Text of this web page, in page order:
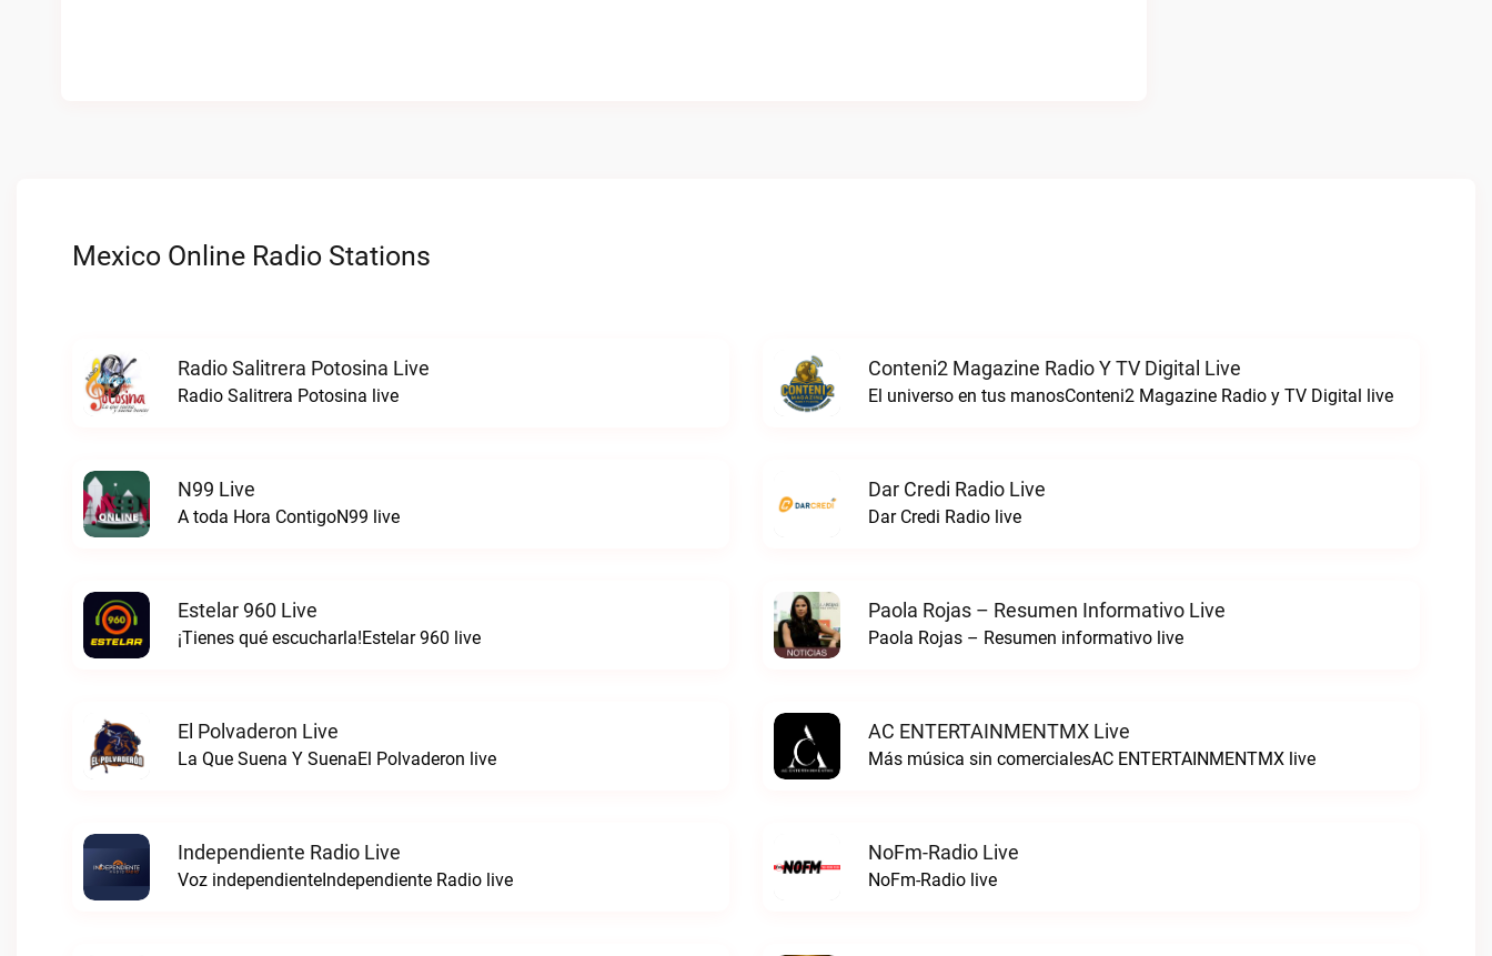
Mexico Online Radio Stations
Radio Salitrera Potosina Live
Radio Salitrera Potosina live
Conteni2 Magazine Radio Y TV Digital Live
El universo en tus manosConteni2 Magazine Radio y TV Digital live
N99 Live
A toda Hora ContigoN99 live
Dar Credi Radio Live
Dar Credi Radio live
Estelar 960 Live
¡Tienes qué escucharla!Estelar 960 live
Paola Rojas – Resumen Informativo Live
Paola Rojas – Resumen informativo live
El Polvaderon Live
La Que Suena Y SuenaEl Polvaderon live
AC ENTERTAINMENTMX Live
Más música sin comercialesAC ENTERTAINMENTMX live
Independiente Radio Live
Voz independienteIndependiente Radio live
NoFm-Radio Live
NoFm-Radio live